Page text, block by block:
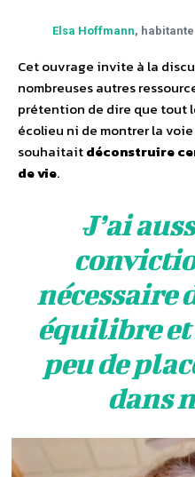
Elsa Hoffmann,
Cet ouvrage invite à la
nombreuses autres
prétention de dire que tout
écolieu ni de montrer la
souhaitaitdéconstruire
de vie.
J’ai
nécessaire
équilibre
peu de
dans